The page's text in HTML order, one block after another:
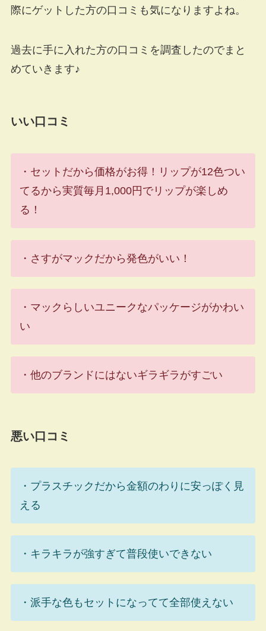
際にゲットした方の口コミも気になりますよね。
過去に手に入れた方の口コミを調査したのでまと
めていきます♪
いい口コミ
・セットだから価格がお得！リップが12色つい
てるから実質毎月1,000円でリップが楽しめ
る！
・さすがマックだから発色がいい！
・マックらしいユニークなパッケージがかわい
い
・他のブランドにはないギラギラがすごい
悪い口コミ
・プラスチックだから金額のわりに安っぽく見
える
・キラキラが強すぎて普段使いできない
・派手な色もセットになってて全部使えない